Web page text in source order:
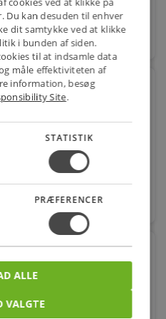
14,5W 827, 1800 lumen, E27,
kr.pr. stk.
14,5W 840, 2000 lumen, E27,
5657049642
kr.
Du kan desuden til enhver
dit samtykke ved at klikke
i bunden af siden.
til at indsamle data
måle effektiviteten af
information, besøg
Site.
STATISTIK
PRÆFERENCER
VALGTE
ALLE